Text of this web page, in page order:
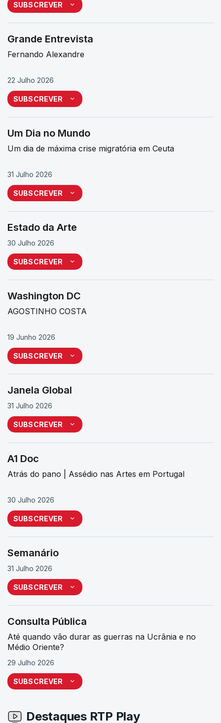
SUBSCREVER
Grande Entrevista
Fernando Alexandre
22 Julho 2026
SUBSCREVER
Um Dia no Mundo
Um dia de máxima crise migratória em Ceuta
31 Julho 2026
SUBSCREVER
Estado da Arte
30 Julho 2026
SUBSCREVER
Washington DC
AGOSTINHO COSTA
19 Junho 2026
SUBSCREVER
Janela Global
31 Julho 2026
SUBSCREVER
A1 Doc
Atrás do pano | Assédio nas Artes em Portugal
30 Julho 2026
SUBSCREVER
Semanário
31 Julho 2026
SUBSCREVER
Consulta Pública
Até quando vão durar as guerras na Ucrânia e no
Médio Oriente?
29 Julho 2026
SUBSCREVER
Destaques RTP Play